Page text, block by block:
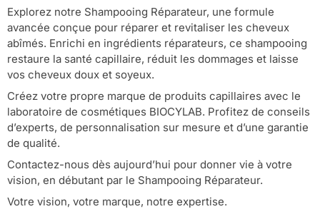
Explorez notre Shampooing Réparateur, une formule
avancée conçue pour réparer et revitaliser les cheveux
abîmés. Enrichi en ingrédients réparateurs, ce shampooing
restaure la santé capillaire, réduit les dommages et laisse
vos cheveux doux et soyeux.
Créez votre propre marque de produits capillaires avec le
laboratoire de cosmétiques BIOCYLAB. Profitez de conseils
d’experts, de personnalisation sur mesure et d’une garantie
de qualité.
Contactez-nous dès aujourd’hui pour donner vie à votre
vision, en débutant par le Shampooing Réparateur.
Votre vision, votre marque, notre expertise.